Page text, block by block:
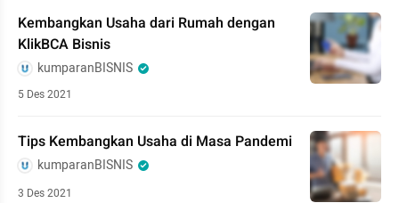
Kembangkan Usaha dari Rumah dengan
KlikBCA Bisnis
kumparanBISNIS
5 Des 2021
Tips Kembangkan Usaha di Masa Pandemi
kumparanBISNIS
3 Des 2021